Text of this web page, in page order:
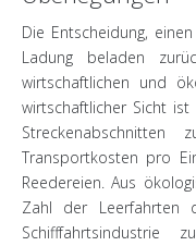
Die Entscheidung,
Ladung beladen
wirtschaftlichen und
wirtschaftlicher Sicht
Transportkosten pro
Reedereien. Aus
Zahl der Leerfahrten